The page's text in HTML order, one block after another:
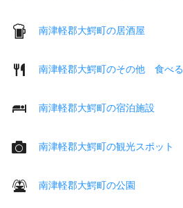
南津軽郡大鰐町の居酒屋
南津軽郡大鰐町のその他 食べる
南津軽郡大鰐町の宿泊施設
南津軽郡大鰐町の観光スポット
南津軽郡大鰐町の公園